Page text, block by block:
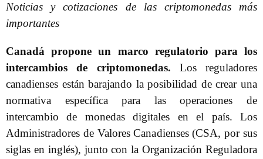
Noticias y cotizaciones de las criptomonedas más
importantes
Canadá propone un marco regulatorio para los
intercambios de criptomonedas. Los reguladores
canadienses están barajando la posibilidad de crear una
normativa específica para las operaciones de
intercambio de monedas digitales en el país. Los
Administradores de Valores Canadienses (CSA, por sus
siglas en inglés), junto con la Organización Reguladora